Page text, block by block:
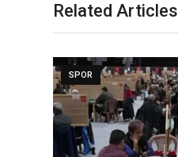
Related Articles
SPOR